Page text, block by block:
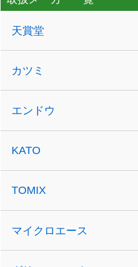
天賞堂
カツミ
エンドウ
KATO
TOMIX
マイクロエース